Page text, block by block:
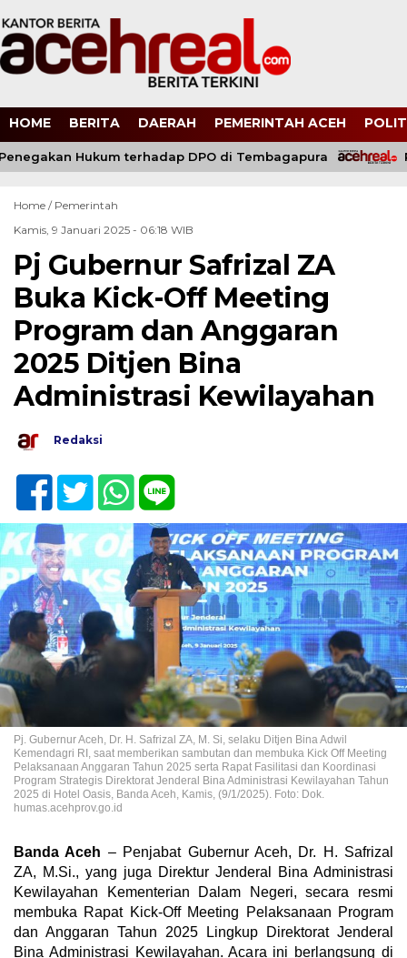
HOME BERITA DAERAH PEMERINTAH ACEH
Hukum terhadap DPO di Tembagapura
Home / Pemerintah
Kamis, 9 Januari 2025 - 06:18 WIB
Pj Gubernur Safrizal ZA
Buka Kick-Off Meeting
Program dan Anggaran
2025 Ditjen Bina
Administrasi Kewilayahan
Redaksi
Pj. Gubernur Aceh, Dr. H. Safrizal ZA, M. Si, selaku Ditjen Bina Adwil
Kemendagri RI, saat memberikan sambutan dan membuka Kick Off Meeting
Pelaksanaan Anggaran Tahun 2025 serta Rapat Fasilitasi dan Koordinasi
Program Strategis Direktorat Jenderal Bina Administrasi Kewilayahan Tahun
2025 di Hotel Oasis, Banda Aceh, Kamis, (9/1/2025). Foto: Dok.
humas.acehprov.go.id
Banda Aceh – Penjabat Gubernur Aceh, Dr. H. Safrizal
ZA, M.Si., yang juga Direktur Jenderal Bina Administrasi
Kewilayahan Kementerian Dalam Negeri, secara resmi
membuka Rapat Kick-Off Meeting Pelaksanaan Program
dan Anggaran Tahun 2025 Lingkup Direktorat Jenderal
Bina Administrasi Kewilayahan. Acara ini berlangsung di